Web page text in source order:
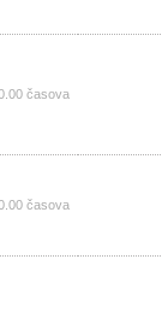
časova
časova